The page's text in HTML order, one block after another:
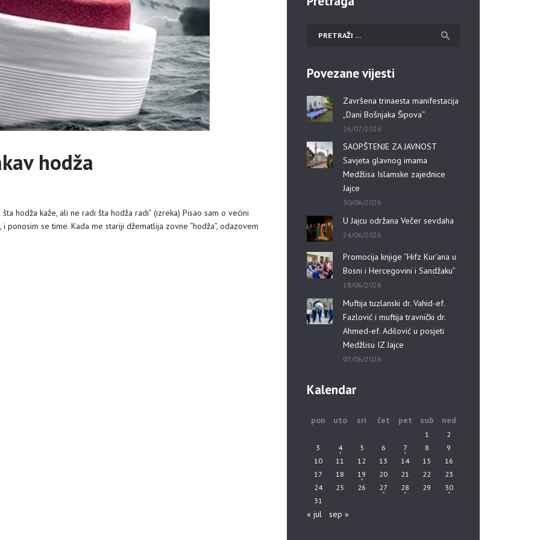
hodža
hodža kaže, ali ne radi šta hodža radi” (izreka) Pisao sam o većini
se time. Kada me stariji džematlija zovne “hodža”, odazovem
Povezane vijesti
Završena trinaesta manifestacija
„Dani Bošnjaka Šipova“
26/07/2026
SAOPŠTENJE ZA JAVNOST
Savjeta glavnog imama
Medžlisa Islamske zajednice
Jajce
30/06/2026
U Jajcu održana Večer sevdaha
24/06/2026
Promocija knjige “Hifz Kur’ana u
Bosni i Hercegovini i Sandžaku”
18/06/2026
Muftija tuzlanski dr. Vahid-ef.
Fazlović i muftija travnički dr.
Ahmed-ef. Adilović u posjeti
Medžlisu IZ Jajce
07/06/2026
Kalendar
pon uto sri čet pet sub ned
1
2
3
4 5 6 7 8
9
10
11 12 13 14 15
16
17
18 19 20 21 22
23
24
25 26 27 28 29
30
31
« jul sep »